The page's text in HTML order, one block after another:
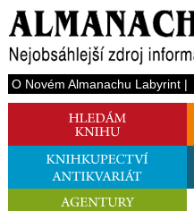
O Novém Almanachu Labyrint|